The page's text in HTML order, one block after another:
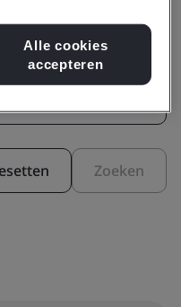
Zoeken
Alle cookies
accepteren